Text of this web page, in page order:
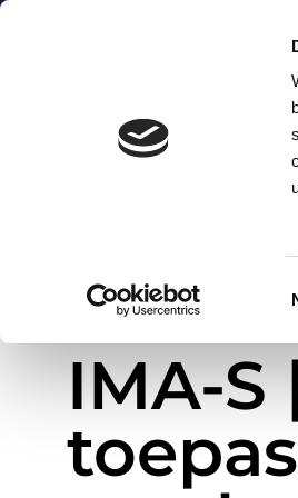
Home»IMA-S | Voor veeleisende
IMA-S